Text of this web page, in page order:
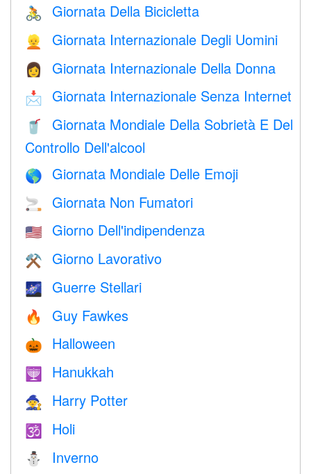
🚴 Giornata Della Bicicletta
👱 Giornata Internazionale Degli Uomini
👩 Giornata Internazionale Della Donna
📩 Giornata Internazionale Senza Internet
🥤
Giornata Mondiale Della Sobrietà E Del
Controllo Dell'alcool
🌎 Giornata Mondiale Delle Emoji
🚬 Giornata Non Fumatori
🇺🇸 Giorno Dell'indipendenza
⚒️ Giorno Lavorativo
🌌 Guerre Stellari
🔥 Guy Fawkes
🎃 Halloween
🕎 Hanukkah
🧙 Harry Potter
🕉 Holi
⛄ Inverno